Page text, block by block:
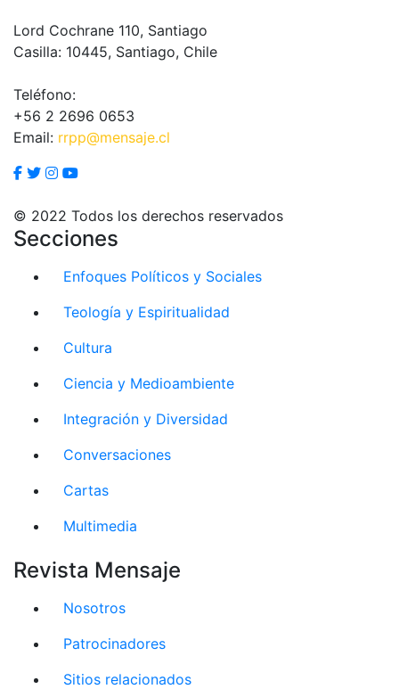
Lord Cochrane 110, Santiago
Casilla: 10445, Santiago, Chile
Teléfono:
+56 2 2696 0653
Email: rrpp@mensaje.cl
© 2022 Todos los derechos reservados
Secciones
Enfoques Políticos y Sociales
Teología y Espiritualidad
Cultura
Ciencia y Medioambiente
Integración y Diversidad
Conversaciones
Cartas
Multimedia
Revista Mensaje
Nosotros
Patrocinadores
Sitios relacionados